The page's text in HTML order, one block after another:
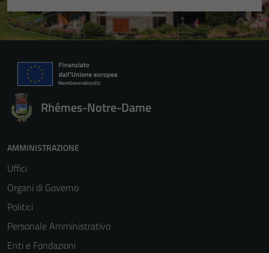
Rhêmes-Notre-Dame
AMMINISTRAZIONE
Uffici
Organi di Governo
Politici
Personale Amministrativo
Enti e Fondazioni